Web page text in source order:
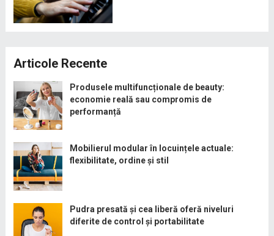
Articole Recente
Produsele multifuncționale de beauty:
economie reală sau compromis de
performanță
Mobilierul modular în locuințele actuale:
flexibilitate, ordine și stil
Pudra presată și cea liberă oferă niveluri
diferite de control și portabilitate